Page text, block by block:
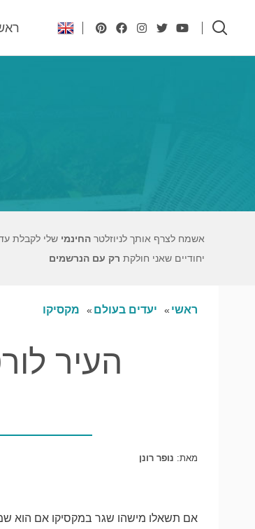
אשמח לצרף אותך לניוזלטר החינמי שלי לקבלת
יחודיים שאני חולקת רק עם הנרשמים
ראשי יעדים בעולם מקסיקו
העיר
מאת: נופר רונן